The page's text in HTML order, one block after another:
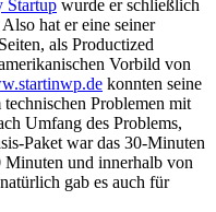
Startup wurde er schließlich
hat er eine seiner
als Productized
Vorbild von
konnten seine
Problemen mit
Umfang des Problems,
Paket war das 30-Minuten
und innerhalb von
gab es auch für